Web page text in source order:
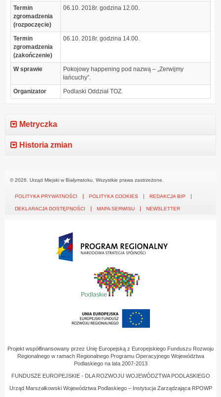
Termin
zgromadzenia
(rozpoczęcie)
06.10. 2018r. godzina 12.00.
Termin
zgromadzenia
(zakończenie)
06.10. 2018r. godzina 14.00.
W sprawie
Pokojowy happening pod nazwą – „Zerwijmy
łańcuchy”.
Organizator
Podlaski Oddział TOZ.
Metryczka
Historia zmian
© 2026. Urząd Miejski w Białymstoku. Wszystkie prawa zastrzeżone.
POLITYKA PRYWATNOŚCI POLITYKA COOKIES REDAKCJA BIP
DEKLARACJA DOSTĘPNOŚCI MAPA SERWISU NEWSLETTER
Projekt współfinansowany przez Unię Europejską z Europejskiego Funduszu Rozwoju
Regionalnego w ramach Regionalnego Programu Operacyjnego Województwa
Podlaskiego na lata 2007-2013
FUNDUSZE EUROPEJSKIE - DLA ROZWOJU WOJEWÓDZTWA PODLASKIEGO
Urząd Marszałkowski Województwa Podlaskiego – Instytucja Zarządzająca RPOWP